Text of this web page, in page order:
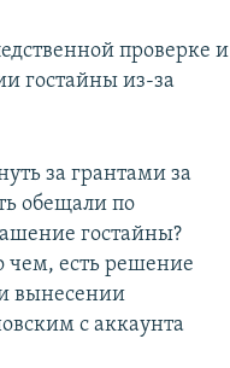
проверке и
гостайны из-за
за грантами за
обещали по
гостайны?
чем, есть решение
вынесении
с аккаунта